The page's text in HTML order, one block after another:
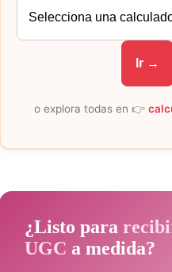
Ir →
o explora todas en 👉
¿Listo para
UGC a medida?